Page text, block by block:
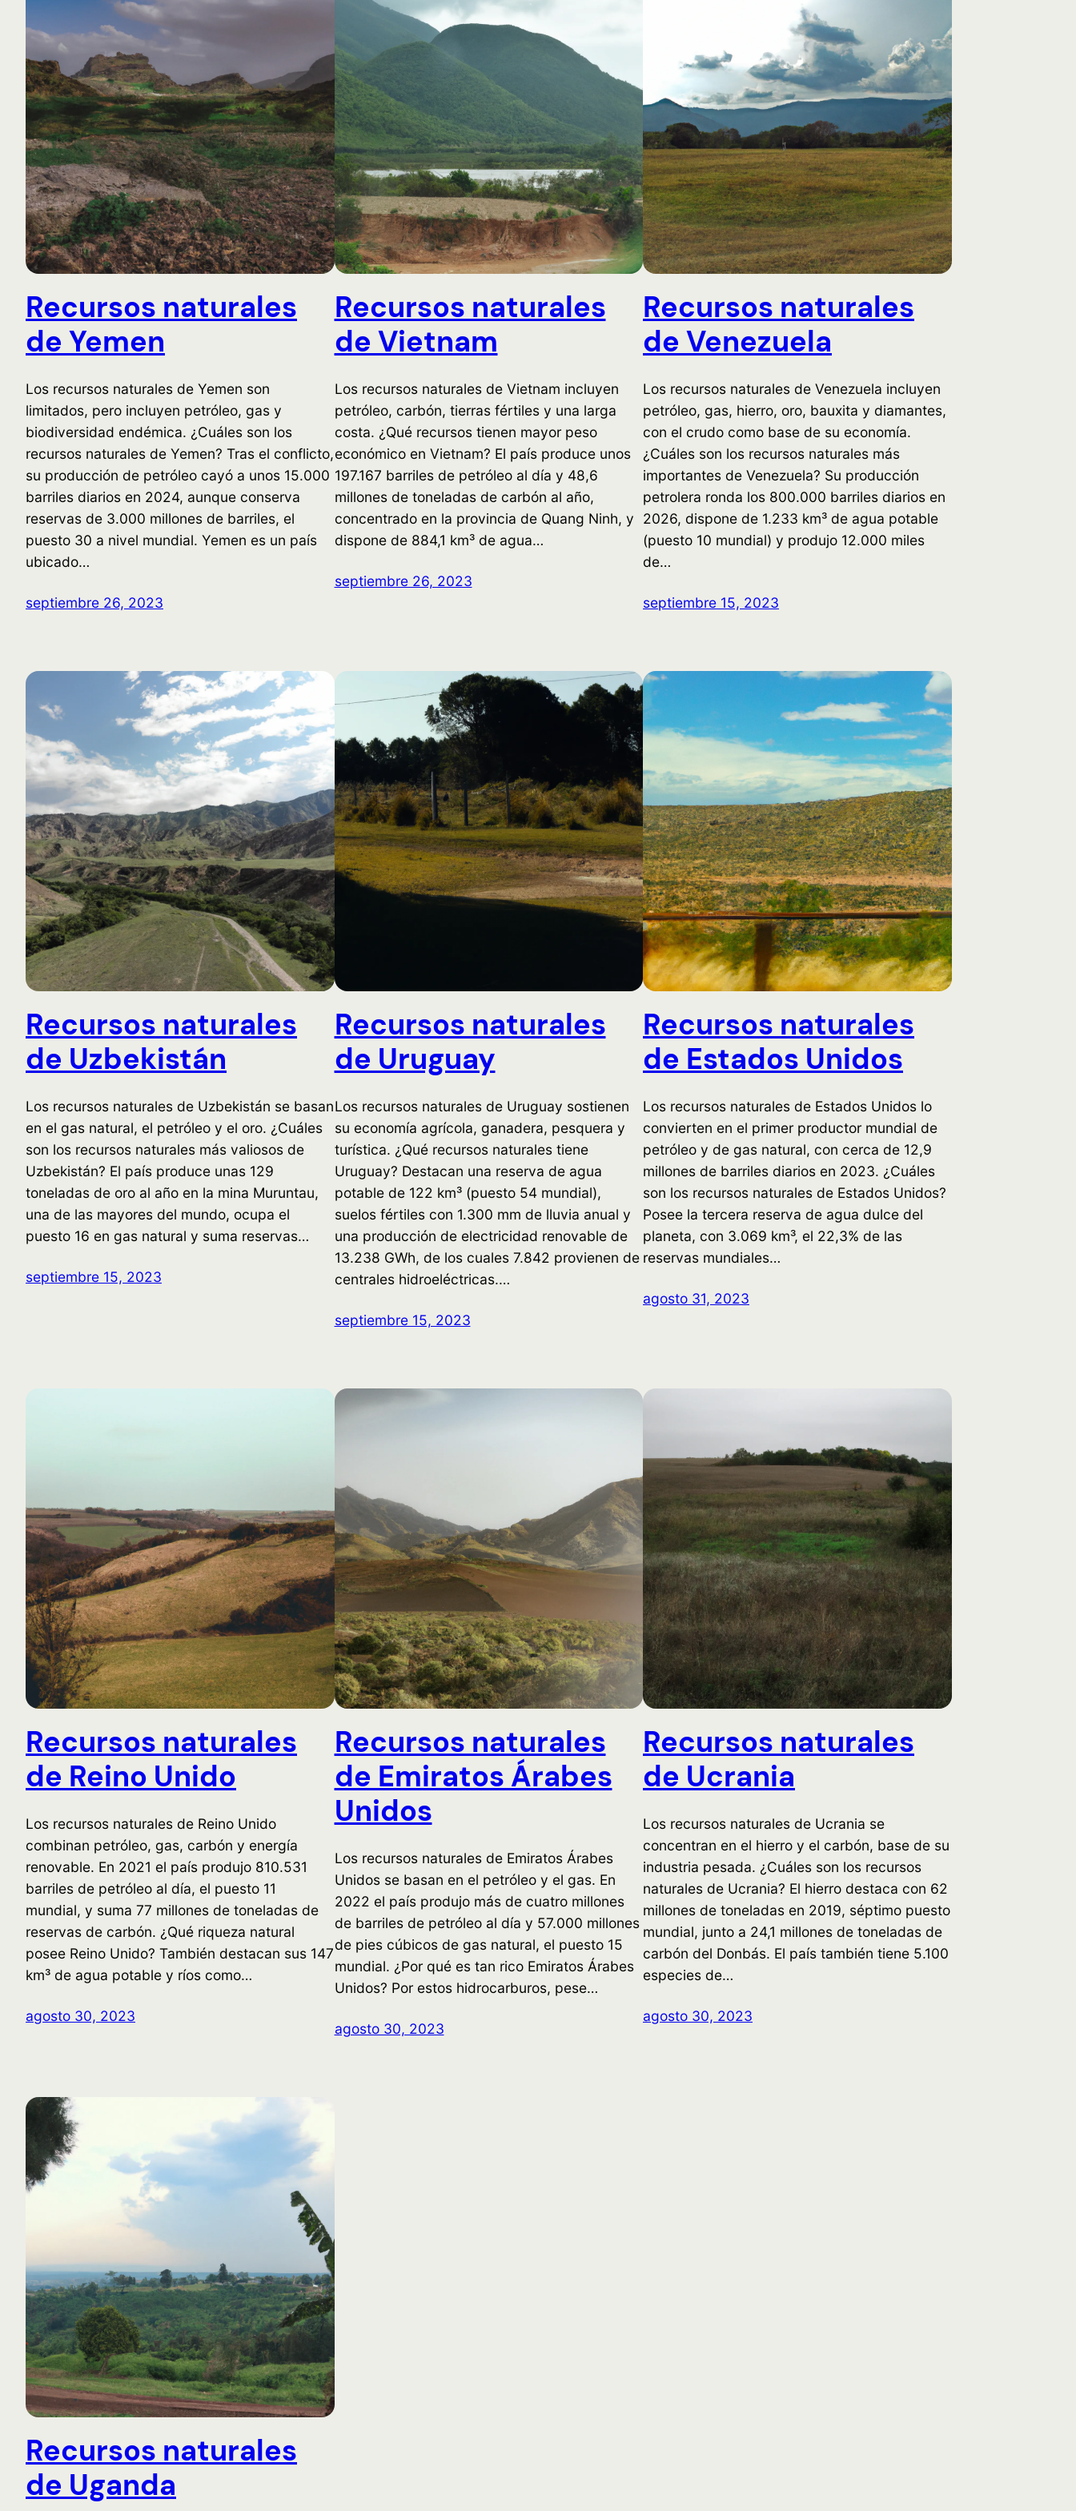
Recursos naturales
de Yemen
Los recursos naturales de Yemen son
limitados, pero incluyen petróleo, gas y
biodiversidad endémica. ¿Cuáles son los
recursos naturales de Yemen? Tras el conflicto,
su producción de petróleo cayó a unos 15.000
barriles diarios en 2024, aunque conserva
reservas de 3.000 millones de barriles, el
puesto 30 a nivel mundial. Yemen es un país
ubicado…
septiembre 26, 2023
Recursos naturales
de Vietnam
Los recursos naturales de Vietnam incluyen
petróleo, carbón, tierras fértiles y una larga
costa. ¿Qué recursos tienen mayor peso
económico en Vietnam? El país produce unos
197.167 barriles de petróleo al día y 48,6
millones de toneladas de carbón al año,
concentrado en la provincia de Quang Ninh, y
dispone de 884,1 km³ de agua…
septiembre 26, 2023
Recursos naturales
de Venezuela
Los recursos naturales de Venezuela incluyen
petróleo, gas, hierro, oro, bauxita y diamantes,
con el crudo como base de su economía.
¿Cuáles son los recursos naturales más
importantes de Venezuela? Su producción
petrolera ronda los 800.000 barriles diarios en
2026, dispone de 1.233 km³ de agua potable
(puesto 10 mundial) y produjo 12.000 miles
de…
septiembre 15, 2023
Recursos naturales
de Uzbekistán
Los recursos naturales de Uzbekistán se basan
en el gas natural, el petróleo y el oro. ¿Cuáles
son los recursos naturales más valiosos de
Uzbekistán? El país produce unas 129
toneladas de oro al año en la mina Muruntau,
una de las mayores del mundo, ocupa el
puesto 16 en gas natural y suma reservas…
septiembre 15, 2023
Recursos naturales
de Uruguay
Los recursos naturales de Uruguay sostienen
su economía agrícola, ganadera, pesquera y
turística. ¿Qué recursos naturales tiene
Uruguay? Destacan una reserva de agua
potable de 122 km³ (puesto 54 mundial),
suelos fértiles con 1.300 mm de lluvia anual y
una producción de electricidad renovable de
13.238 GWh, de los cuales 7.842 provienen de
centrales hidroeléctricas.…
septiembre 15, 2023
Recursos naturales
de Estados Unidos
Los recursos naturales de Estados Unidos lo
convierten en el primer productor mundial de
petróleo y de gas natural, con cerca de 12,9
millones de barriles diarios en 2023. ¿Cuáles
son los recursos naturales de Estados Unidos?
Posee la tercera reserva de agua dulce del
planeta, con 3.069 km³, el 22,3% de las
reservas mundiales…
agosto 31, 2023
Recursos naturales
de Reino Unido
Los recursos naturales de Reino Unido
combinan petróleo, gas, carbón y energía
renovable. En 2021 el país produjo 810.531
barriles de petróleo al día, el puesto 11
mundial, y suma 77 millones de toneladas de
reservas de carbón. ¿Qué riqueza natural
posee Reino Unido? También destacan sus 147
km³ de agua potable y ríos como…
agosto 30, 2023
Recursos naturales
de Emiratos Árabes
Unidos
Los recursos naturales de Emiratos Árabes
Unidos se basan en el petróleo y el gas. En
2022 el país produjo más de cuatro millones
de barriles de petróleo al día y 57.000 millones
de pies cúbicos de gas natural, el puesto 15
mundial. ¿Por qué es tan rico Emiratos Árabes
Unidos? Por estos hidrocarburos, pese…
agosto 30, 2023
Recursos naturales
de Ucrania
Los recursos naturales de Ucrania se
concentran en el hierro y el carbón, base de su
industria pesada. ¿Cuáles son los recursos
naturales de Ucrania? El hierro destaca con 62
millones de toneladas en 2019, séptimo puesto
mundial, junto a 24,1 millones de toneladas de
carbón del Donbás. El país también tiene 5.100
especies de…
agosto 30, 2023
Recursos naturales
de Uganda